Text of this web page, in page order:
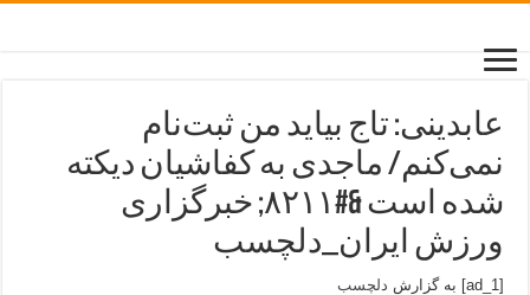
عابدینی: تاج بیاید من ثبت‌نام
نمی‌کنم/ ماجدی به کفاشیان دیکته
شده است &#۸۲۱۱; خبرگزاری
ورزش ایران_دلچسب
[ad_1] به گزارش دلچسب